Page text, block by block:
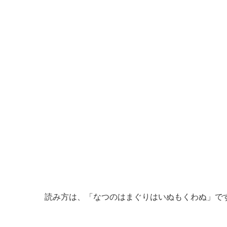
読み方は、「なつのはまぐりはいぬもくわぬ」で